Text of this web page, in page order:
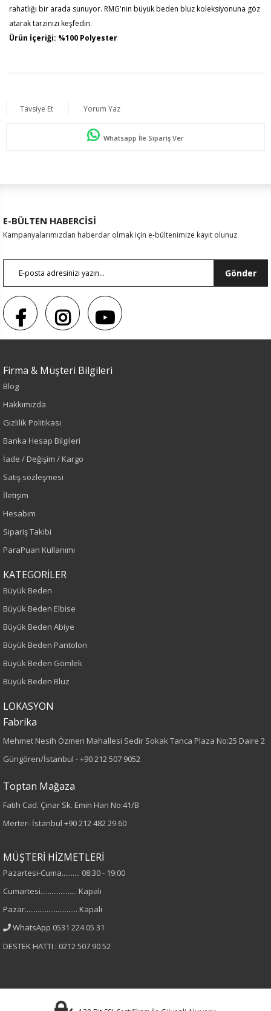
rahatlığı bir arada sunuyor. RMG'nin büyük beden bluz koleksiyonuna göz
atarak tarzınızı keşfedin.
Ürün İçeriği: %100 Polyester
Sezon : YAZLIK
Renk
Sezon
Yaş Grubu
Kalıp
75
Kumaş Tipi
Dokuma
Desen
Kumaş
%100 Polyester
Yaka Tipi
Hakim Yaka
Tavsiye Et Yorum Yaz
Whatsapp İle Sipariş Ver
E-BÜLTEN HABERCİSİ
Kampanyalarımızdan haberdar olmak için e-bültenimize kayıt olunuz.
Gönder
Firma & Müşteri Bilgileri
Blog
Hakkımızda
Gizlilik Politikası
Banka Hesap Bilgileri
İade / Değişim / Kargo
Satış sözleşmesi
İletişim
Hesabım
Sipariş Takibi
ParaPuan Kullanımı
KATEGORİLER
Büyük Beden
Büyük Beden Elbise
Büyük Beden Abiye
Büyük Beden Pantolon
Büyük Beden Gömlek
Büyük Beden Bluz
LOKASYON
Fabrika
Mehmet Nesih Özmen Mahallesi Sedir Sokak Tanca Plaza No:25 Daire 2
Güngören/İstanbul -+90 212 507 9052
Toptan Mağaza
Fatih Cad. Çınar Sk. Emin Han No:41/B
Merter- İstanbul +90 212 482 29 60
MÜŞTERİ HİZMETLERİ
Pazartesi-Cuma.......... 08:30 - 19:00
Cumartesi.................... Kapalı
Pazar............................. Kapalı
WhatsApp 0531 224 05 31
DESTEK HATTI : 0212 507 90 52